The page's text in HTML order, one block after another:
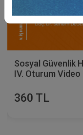
Sosyal Güvenlik
IV. Oturum Video
360 TL